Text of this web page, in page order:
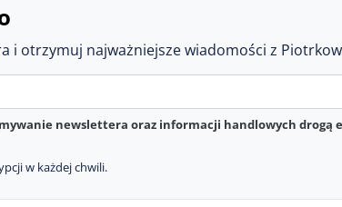
i otrzymuj najważniejsze wiadomości z
newslettera oraz informacji handlowych drogą
w każdej chwili.